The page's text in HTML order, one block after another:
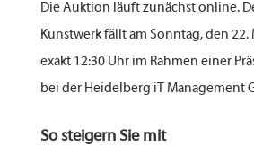
Die Auktion läuft zunächst online.
Kunstwerk fällt am Sonntag, den 22.
exakt 12:30 Uhr im Rahmen einer
bei der Heidelberg iT Management
So steigern Sie mit